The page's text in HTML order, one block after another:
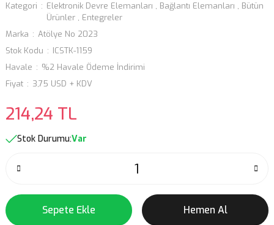
Kategori Elektronik Devre Elemanları , Bağlantı Elemanları , Bütün
Ürünler , Entegreler
Marka
Atölye No 2023
Stok Kodu
ICSTK-1159
Havale
%2 Havale Ödeme İndirimi
Fiyat
3,75 USD + KDV
214,24 TL
Stok Durumu:Var
Sepete Ekle Hemen Al